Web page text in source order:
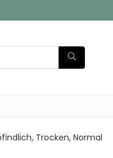
Trocken, Normal